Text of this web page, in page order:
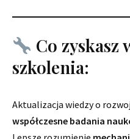
Co zyskasz
szkolenia:
Aktualizacja wiedzy o
współczesne badania